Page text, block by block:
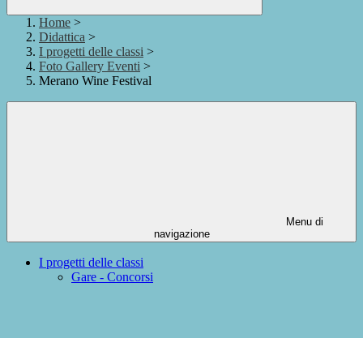
Home >
Didattica >
I progetti delle classi >
Foto Gallery Eventi >
Merano Wine Festival
Menu di
navigazione
I progetti delle classi
Gare - Concorsi